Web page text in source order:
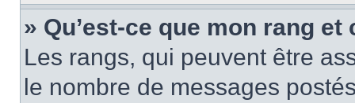
» Qu’est-ce que mon rang
Les rangs, qui peuvent être
le nombre de messages